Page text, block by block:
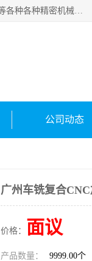
公司主要承接深圳精密零配件加工,非标零部配件加工,家具零配件加工,治具零配件加工,安徽精密零配件加工等各种各种精密机械加工，欢迎来来电咨询！
公司动态
广州车铣复合
价格： 面议
产品数量： 9999.00个